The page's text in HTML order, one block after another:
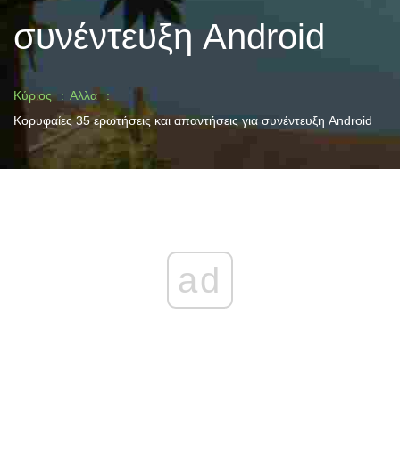
συνέντευξη Android
Κύριος
Αλλα
Κορυφαίες 35 ερωτήσεις και απαντήσεις για συνέντευξη Android
ad